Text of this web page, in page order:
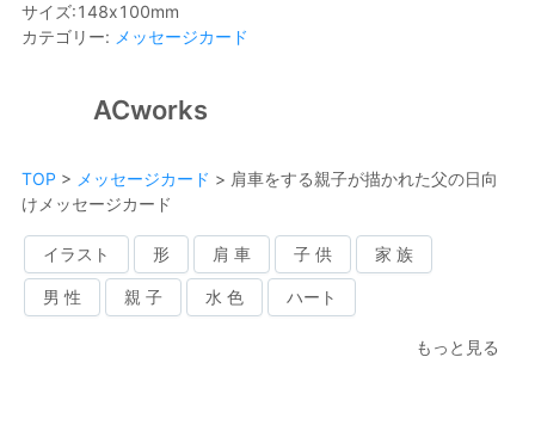
サイズ:148x100mm
カテゴリー: メッセージカード
ACworks
TOP > メッセージカード > 肩車をする親子が描かれた父の日向
けメッセージカード
イラスト 形 肩 車 子 供 家 族
男 性 親 子 水 色 ハート
もっと見る